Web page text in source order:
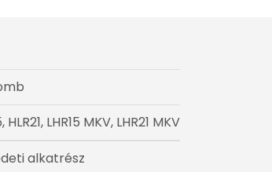
HLR21, LHR15 MKV, LHR21 MKV
alkatrész